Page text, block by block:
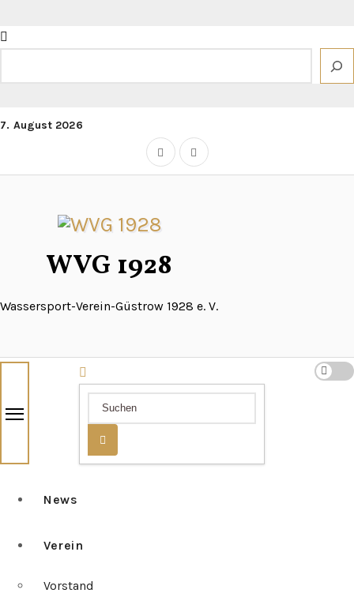
Inhalt
springen
7. August 2026
WVG 1928
Wassersport-Verein-Güstrow 1928 e. V.
News
Verein
Vorstand